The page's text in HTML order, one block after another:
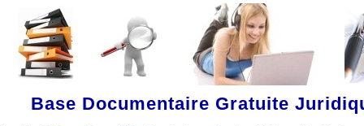
Base Documentaire Gratuite